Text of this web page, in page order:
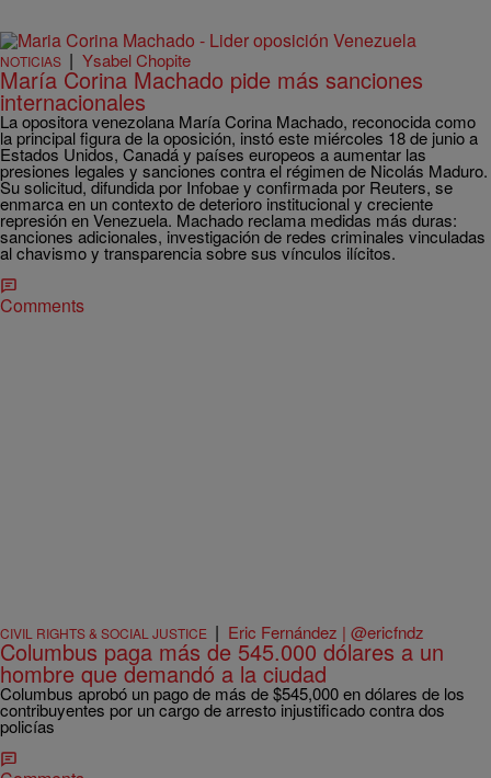
NOTICIAS | Ysabel Chopite
María Corina Machado pide más sanciones
internacionales
La opositora venezolana María Corina Machado, reconocida como
la principal figura de la oposición, instó este miércoles 18 de junio a
Estados Unidos, Canadá y países europeos a aumentar las
presiones legales y sanciones contra el régimen de Nicolás Maduro.
Su solicitud, difundida por Infobae y confirmada por Reuters, se
enmarca en un contexto de deterioro institucional y creciente
represión en Venezuela. Machado reclama medidas más duras:
sanciones adicionales, investigación de redes criminales vinculadas
al chavismo y transparencia sobre sus vínculos ilícitos.
Comments
CIVIL RIGHTS & SOCIAL JUSTICE | Eric Fernández | @ericfndz
Columbus paga más de 545.000 dólares a un
hombre que demandó a la ciudad
Columbus aprobó un pago de más de $545,000 en dólares de los
contribuyentes por un cargo de arresto injustificado contra dos
policías